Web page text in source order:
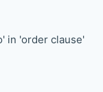
in 'order clause'